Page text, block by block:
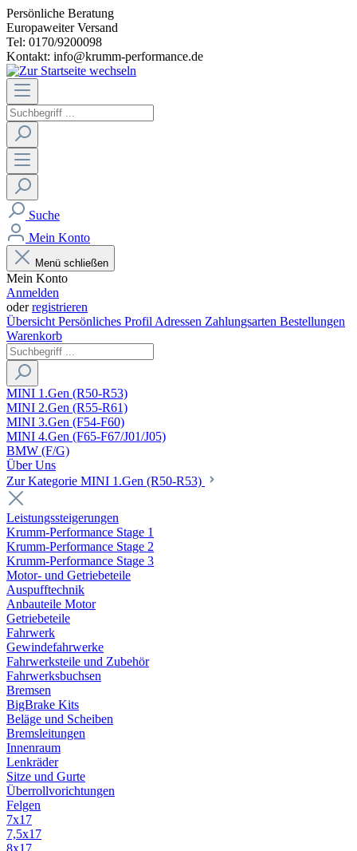
Persönliche Beratung
Europaweiter Versand
Tel: 0170/9200098
Kontakt: info@krumm-performance.de
Suche
Mein Konto
Menü schließen
Mein Konto
Anmelden
oderregistrieren
Übersicht Persönliches Profil Adressen Zahlungsarten Bestellungen
Warenkorb
MINI 1.Gen (R50-R53)
MINI 2.Gen (R55-R61)
MINI 3.Gen (F54-F60)
MINI 4.Gen (F65-F67/J01/J05)
BMW (F/G)
Über Uns
Zur Kategorie MINI 1.Gen (R50-R53)
Leistungssteigerungen
Krumm-Performance Stage 1
Krumm-Performance Stage 2
Krumm-Performance Stage 3
Motor- und Getriebeteile
Auspufftechnik
Anbauteile Motor
Getriebeteile
Fahrwerk
Gewindefahrwerke
Fahrwerksteile und Zubehör
Fahrwerksbuchsen
Bremsen
BigBrake Kits
Beläge und Scheiben
Bremsleitungen
Innenraum
Lenkräder
Sitze und Gurte
Überrollvorichtungen
Felgen
7x17
7,5x17
8x17